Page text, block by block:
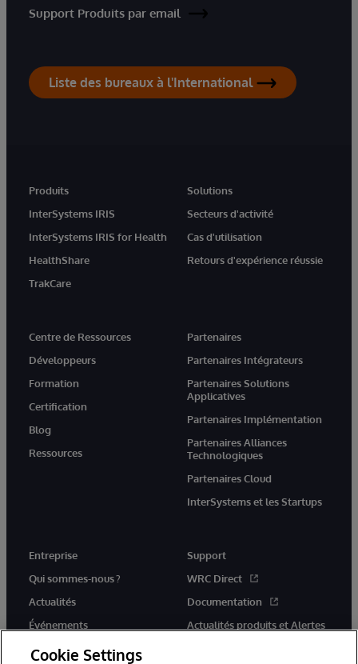
Support Produits par email
Liste des bureaux à l'International
Produits
InterSystems IRIS
InterSystems IRIS for Health
HealthShare
TrakCare
Solutions
Secteurs d'activité
Cas d'utilisation
Retours d'expérience réussie
Centre de Ressources
Développeurs
Formation
Certification
Blog
Ressources
Partenaires
Partenaires Intégrateurs
Partenaires Solutions
Applicatives
Partenaires Implémentation
Partenaires Alliances
Technologiques
Partenaires Cloud
InterSystems et les Startups
Entreprise
Qui sommes-nous ?
Actualités
Événements
Rejoignez-nous
Support
WRC Direct
Documentation
Actualités produits et Alertes
Cookie Settings